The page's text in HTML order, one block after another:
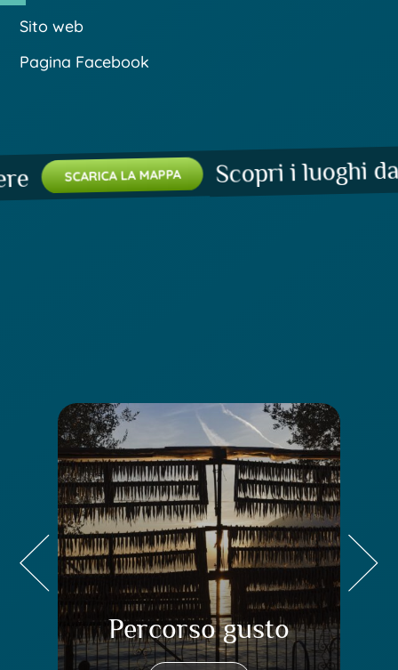
Sito web
Pagina Facebook
SCARICA LA MAPPA Scopri i luoghi da
Percorso gusto